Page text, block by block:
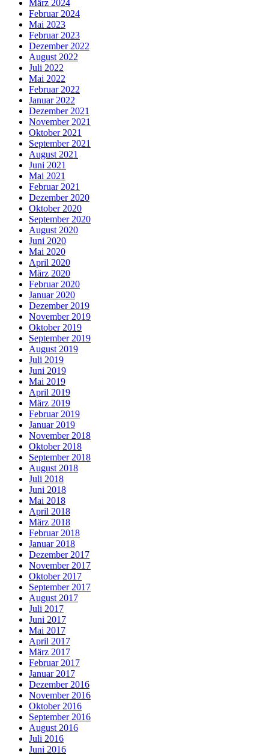
März 2024
Februar 2024
Mai 2023
Februar 2023
Dezember 2022
August 2022
Juli 2022
Mai 2022
Februar 2022
Januar 2022
Dezember 2021
November 2021
Oktober 2021
September 2021
August 2021
Juni 2021
Mai 2021
Februar 2021
Dezember 2020
Oktober 2020
September 2020
August 2020
Juni 2020
Mai 2020
April 2020
März 2020
Februar 2020
Januar 2020
Dezember 2019
November 2019
Oktober 2019
September 2019
August 2019
Juli 2019
Juni 2019
Mai 2019
April 2019
März 2019
Februar 2019
Januar 2019
November 2018
Oktober 2018
September 2018
August 2018
Juli 2018
Juni 2018
Mai 2018
April 2018
März 2018
Februar 2018
Januar 2018
Dezember 2017
November 2017
Oktober 2017
September 2017
August 2017
Juli 2017
Juni 2017
Mai 2017
April 2017
März 2017
Februar 2017
Januar 2017
Dezember 2016
November 2016
Oktober 2016
September 2016
August 2016
Juli 2016
Juni 2016